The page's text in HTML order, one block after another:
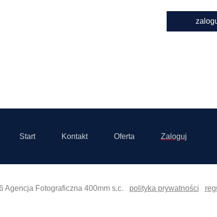
Start Kontakt Oferta Zaloguj
Agencja Fotograficzna 400mm s.c. polityka prywatności